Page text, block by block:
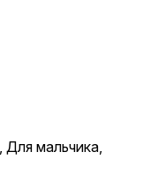
Для мальчика